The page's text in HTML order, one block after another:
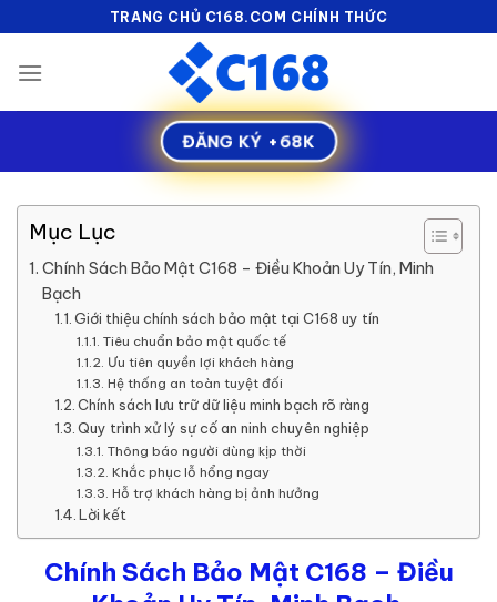
to
content
TRANG CHỦ C168.COM CHÍNH THỨC
ĐĂNG KÝ +68K
Mục Lục
Chính Sách Bảo Mật C168 – Điều Khoản Uy Tín, Minh
Bạch
Giới thiệu chính sách bảo mật tại C168 uy tín
Tiêu chuẩn bảo mật quốc tế
Ưu tiên quyền lợi khách hàng
Hệ thống an toàn tuyệt đối
Chính sách lưu trữ dữ liệu minh bạch rõ ràng
Quy trình xử lý sự cố an ninh chuyên nghiệp
Thông báo người dùng kịp thời
Khắc phục lỗ hổng ngay
Hỗ trợ khách hàng bị ảnh hưởng
Lời kết
Chính Sách Bảo Mật C168 – Điều